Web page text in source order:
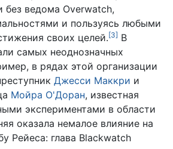
без ведома Overwatch,
и пользуясь любыми
своих целей.[3] В
самых неоднозначных
в рядах этой организации
Джесси Маккри и
Мойра О'Доран, известная
экспериментами в области
оказала немалое влияние на
Рейеса: глава Blackwatch